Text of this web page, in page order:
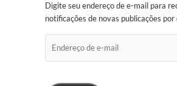
Digite seu endereço de e-mail para
notificações de novas publicações por
de